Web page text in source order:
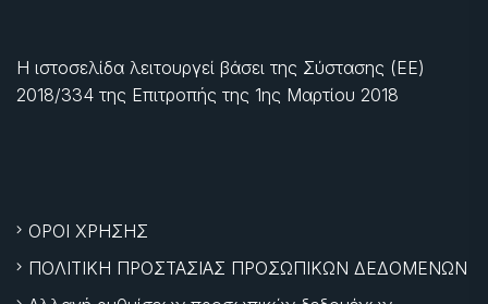
Η ιστοσελίδα λειτουργεί βάσει της Σύστασης (ΕΕ)
2018/334 της Επιτροπής της 1ης Μαρτίου 2018
ΟΡΟΙ ΧΡΗΣΗΣ
ΠΟΛΙΤΙΚΗ ΠΡΟΣΤΑΣΙΑΣ ΠΡΟΣΩΠΙΚΩΝ ΔΕΔΟΜΕΝΩΝ